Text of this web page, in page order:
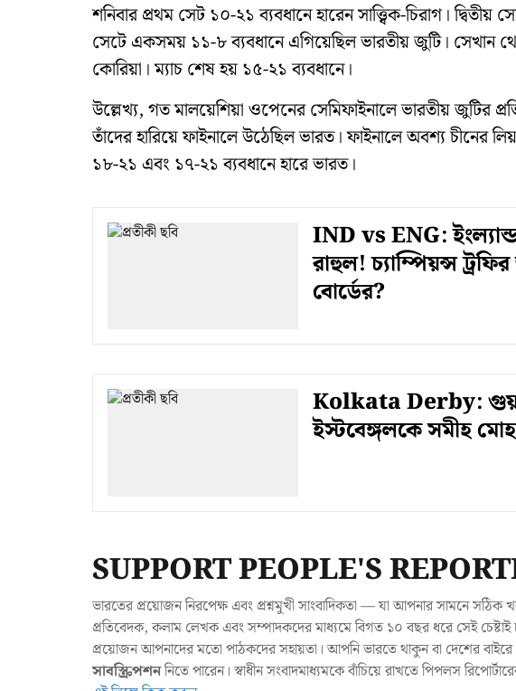
শনিবার প্রথম সেট ১০-২১ ব্যবধানে হারেন সাত্ত্বিক-চিরাগ।
সেটে একসময় ১১-৮ ব্যবধানে এগিয়েছিল ভারতীয় জুটি। সেখান
কোরিয়া। ম্যাচ শেষ হয় ১৫-২১ ব্যবধানে।
উল্লেখ্য, গত মালয়েশিয়া ওপেনের সেমিফাইনালে ভারতীয় জুটির
তাঁদের হারিয়ে ফাইনালে উঠেছিল ভারত। ফাইনালে অবশ্য চীনের
১৮-২১ এবং ১৭-২১ ব্যবধানে হারে ভারত।
IND vs ENG:
রাহুল! চ্যাম্পিয়ন্স
বোর্ডের?
Kolkata Derby:
ইস্টবেঙ্গলকে সমীহ
SUPPORT PEOPLE'S
ভারতের প্রয়োজন নিরপেক্ষ এবং প্রশ্নমুখী সাংবাদিকতা — যা আপনার সামনে
প্রতিবেদক, কলাম লেখক এবং সম্পাদকদের মাধ্যমে বিগত ১০ বছর ধরে সেই চেষ্টাই
প্রয়োজন আপনাদের মতো পাঠকদের সহায়তা। আপনি ভারতে থাকুন বা দেশের
সাবস্ক্রিপশননিতে পারেন। স্বাধীন সংবাদমাধ্যমকে বাঁচিয়ে রাখতে পিপলস